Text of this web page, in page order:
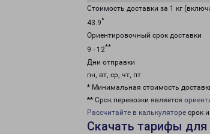
Стоимость доставки за 1 кг
43.9*
Ориентировочный срок доставки
9 - 12**
Дни отправки
пн, вт, ср, чт, пт
* Минимальная стоимость
** Срок перевозки является
Рассчитайте в калькуляторе срок
Скачать тарифы для